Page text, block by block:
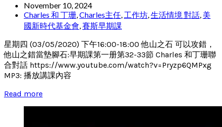
November 10, 2024
Charles 和 丁珊,Charles主任, 工作坊,生活情境 對話, 美
國新時代基金會,賽斯早期課
星期四 (03/05/2020) 下午16:00-18:00 他山之石 可以攻錯，
他山之錯當墊腳石:早期課第一册第32-33節 Charles 和丁珊聯
合對話 https://www.youtube.com/watch?v=Pryzp6QMPxg
MP3: 播放講課內容
Read more